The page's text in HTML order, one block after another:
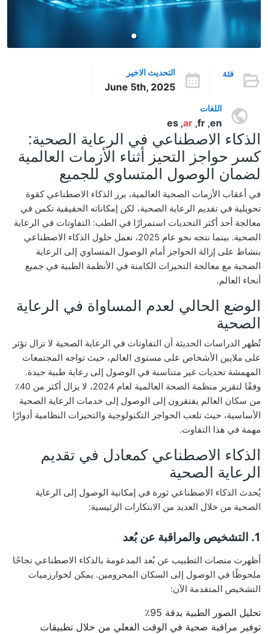
فئة التحديث الاخير
June 5th, 2025
اللغات
en
,
fr
,
ar
,
es
الذكاء الاصطناعي في الرعاية الصحية:
كسر حواجز التحيز أثناء الأزمات العالمية
لضمان الوصول المتساوي للجميع
في أعقاب الأزمات الصحية العالمية، برز الذكاء الاصطناعي كقوة
تحويلية في تقديم الرعاية الصحية، لكن إمكاناته الحقيقية تكمن في
معالجة أحد أكثر التحديات استمرارًا في الطب: التفاوتات في الرعاية
الصحية. بينما نتجه نحو عام 2025، تعمل حلول الذكاء الاصطناعي
بنشاط على إزالة الحواجز أمام الوصول المتساوي إلى الرعاية
الصحية مع معالجة التحيزات الكامنة في الأنظمة الطبية في جميع
أنحاء العالم.
الوضع الحالي لعدم المساواة في الرعاية
الصحية
تُظهر الدراسات الحديثة أن التفاوتات في الرعاية الصحية لا تزال تؤثر
على ملايين الأشخاص على مستوى العالم، حيث تواجه المجتمعات
المهمشة تحديات غير متناسبة في الوصول إلى رعاية طبية جيدة.
وفقًا لتقرير منظمة الصحة العالمية لعام 2024، لا يزال أكثر من 40٪
من سكان العالم يفتقرون إلى الوصول إلى خدمات الرعاية الصحية
الأساسية، حيث تلعب الحواجز التكنولوجية والتحيزات النظامية أدوارًا
مهمة في هذا التفاوت.
الذكاء الاصطناعي كمعادل في تقديم
الرعاية الصحية
يُحدث الذكاء الاصطناعي ثورة في إمكانية الوصول إلى الرعاية
الصحية من خلال العديد من الابتكارات الرئيسية:
1. التشخيص والمراقبة عن بُعد
أظهرت منصات التطبيب عن بُعد المدعومة بالذكاء الاصطناعي نجاحًا
ملحوظًا في الوصول إلى السكان المحرومين. يمكن لخوارزميات
التشخيص المتقدمة الآن:
تحليل الصور الطبية بدقة 95٪
توفير مراقبة صحية في الوقت الفعلي من خلال تطبيقات